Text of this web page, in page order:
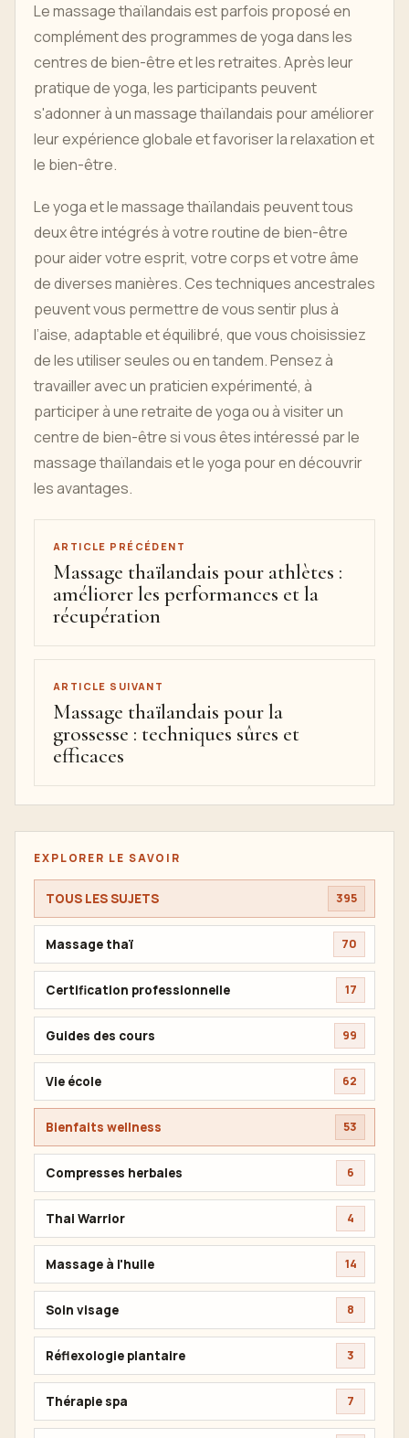
Le massage thaïlandais est parfois proposé en
complément des programmes de yoga dans les
centres de bien-être et les retraites. Après leur
pratique de yoga, les participants peuvent
s'adonner à un massage thaïlandais pour améliorer
leur expérience globale et favoriser la relaxation et
le bien-être.
Le yoga et le massage thaïlandais peuvent tous
deux être intégrés à votre routine de bien-être
pour aider votre esprit, votre corps et votre âme
de diverses manières. Ces techniques ancestrales
peuvent vous permettre de vous sentir plus à
l’aise, adaptable et équilibré, que vous choisissiez
de les utiliser seules ou en tandem. Pensez à
travailler avec un praticien expérimenté, à
participer à une retraite de yoga ou à visiter un
centre de bien-être si vous êtes intéressé par le
massage thaïlandais et le yoga pour en découvrir
les avantages.
ARTICLE PRÉCÉDENT
Massage thaïlandais pour athlètes :
améliorer les performances et la
récupération
ARTICLE SUIVANT
Massage thaïlandais pour la
grossesse : techniques sûres et
efficaces
EXPLORER LE SAVOIR
TOUS LES SUJETS 395
Massage thaï 70
Certification professionnelle 17
Guides des cours 99
Vie école 62
Bienfaits wellness 53
Compresses herbales 6
Thai Warrior 4
Massage à l'huile 14
Soin visage 8
Réflexologie plantaire 3
Thérapie spa 7